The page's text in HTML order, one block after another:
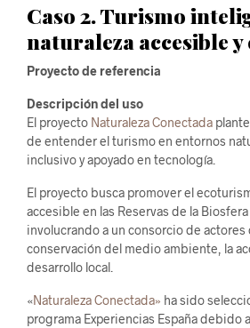
Caso 2. Turismo
naturaleza accesible
Proyecto de referencia
Descripción del uso
El proyecto Naturaleza Conectada
de entender el turismo en entornos
inclusivo y apoyado en tecnología.
El proyecto busca promover el
accesible en las Reservas de la Biosfera
involucrando a un consorcio de actores
conservación del medio ambiente, la
desarrollo local.
«Naturaleza Conectada» ha sido
programa Experiencias España debido